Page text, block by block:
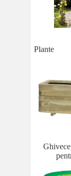
Plante